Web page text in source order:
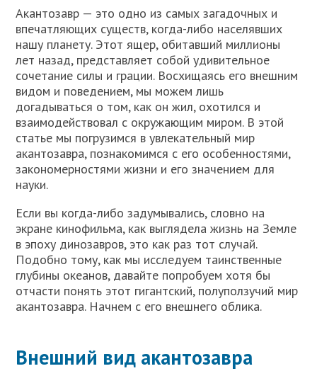
Акантозавр — это одно из самых загадочных и
впечатляющих существ, когда-либо населявших
нашу планету. Этот ящер, обитавший миллионы
лет назад, представляет собой удивительное
сочетание силы и грации. Восхищаясь его внешним
видом и поведением, мы можем лишь
догадываться о том, как он жил, охотился и
взаимодействовал с окружающим миром. В этой
статье мы погрузимся в увлекательный мир
акантозавра, познакомимся с его особенностями,
закономерностями жизни и его значением для
науки.
Если вы когда-либо задумывались, словно на
экране кинофильма, как выглядела жизнь на Земле
в эпоху динозавров, это как раз тот случай.
Подобно тому, как мы исследуем таинственные
глубины океанов, давайте попробуем хотя бы
отчасти понять этот гигантский, полуползучий мир
акантозавра. Начнем с его внешнего облика.
Внешний вид акантозавра